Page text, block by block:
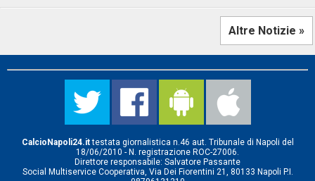
Altre Notizie »
CalcioNapoli24.ittestata giornalistica n.46 aut. Tribunale di Napoli del
18/06/2010 - N. registrazione ROC-27006.
Direttore responsabile: Salvatore Passante
Social Multiservice Cooperativa, Via Dei Fiorentini 21, 80133 Napoli P.I.